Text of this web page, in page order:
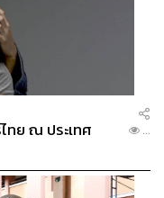
ทย ณ ประเทศ
...